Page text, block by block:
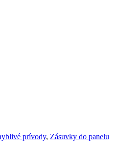
prívody, Zásuvky do panelu